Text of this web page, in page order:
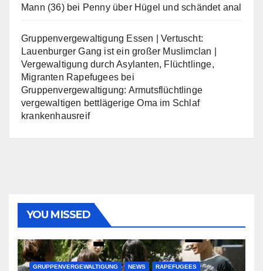
Mann (36) bei Penny über Hügel und schändet anal
Gruppenvergewaltigung Essen | Vertuscht:
Lauenburger Gang ist ein großer Muslimclan |
Vergewaltigung durch Asylanten, Flüchtlinge,
Migranten Rapefugees bei
Gruppenvergewaltigung: Armutsflüchtlinge
vergewaltigen bettlägerige Oma im Schlaf
krankenhausreif
YOU MISSED
GRUPPENVERGEWALTIGUNG NEWS RAPEFUGEES